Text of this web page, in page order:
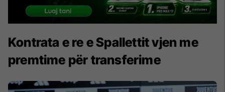
Kontrata e re e Spallettit vjen me
premtime për transferime